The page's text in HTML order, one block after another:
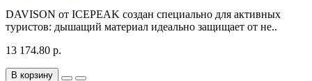
DAVISON от ICEPEAK создан специально для активных
туристов: дышащий материал идеально защищает от не..
13 174.80 р.
В корзину